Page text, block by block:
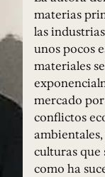
materias
las
unos pocos
materiales
mercado
conflictos
culturas
como ha